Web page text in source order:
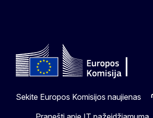
Sekite Europos Komisijos naujienas